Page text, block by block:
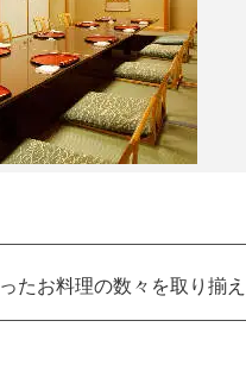
たお料理の数々を取り揃